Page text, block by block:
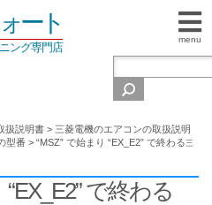
menu
ート
ング専門店
扱説明書 > 三菱電機のエアコンの取扱説明
型番 > “MSZ” で始まり “EX_E2” で終わる三
で終わる